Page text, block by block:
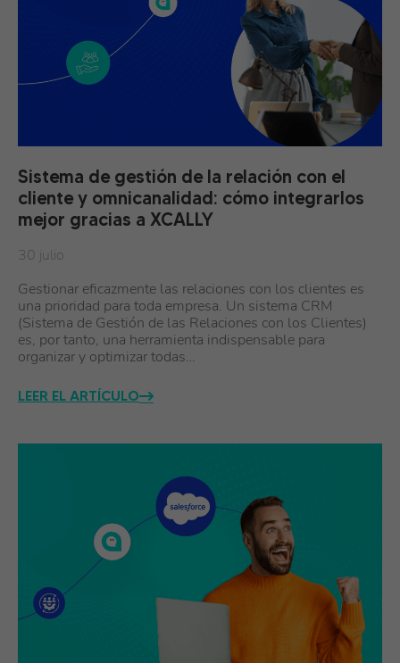
Sistema de gestión de la relación con el
cliente y omnicanalidad: cómo integrarlos
mejor gracias a XCALLY
30 julio
Gestionar eficazmente las relaciones con los clientes es
una prioridad para toda empresa. Un sistema CRM
(Sistema de Gestión de las Relaciones con los Clientes)
es, por tanto, una herramienta indispensable para
organizar y optimizar todas…
LEER EL ARTÍCULO